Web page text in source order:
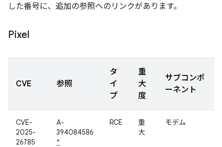
した番号に、追加の参照へのリンクがあります。
Pixel
CVE 参照
タ
イ
プ
重
大
度
サブコンポ
ーネント
CVE-
2025-
26785
A-
394084586
*
RCE
重
大
モデム